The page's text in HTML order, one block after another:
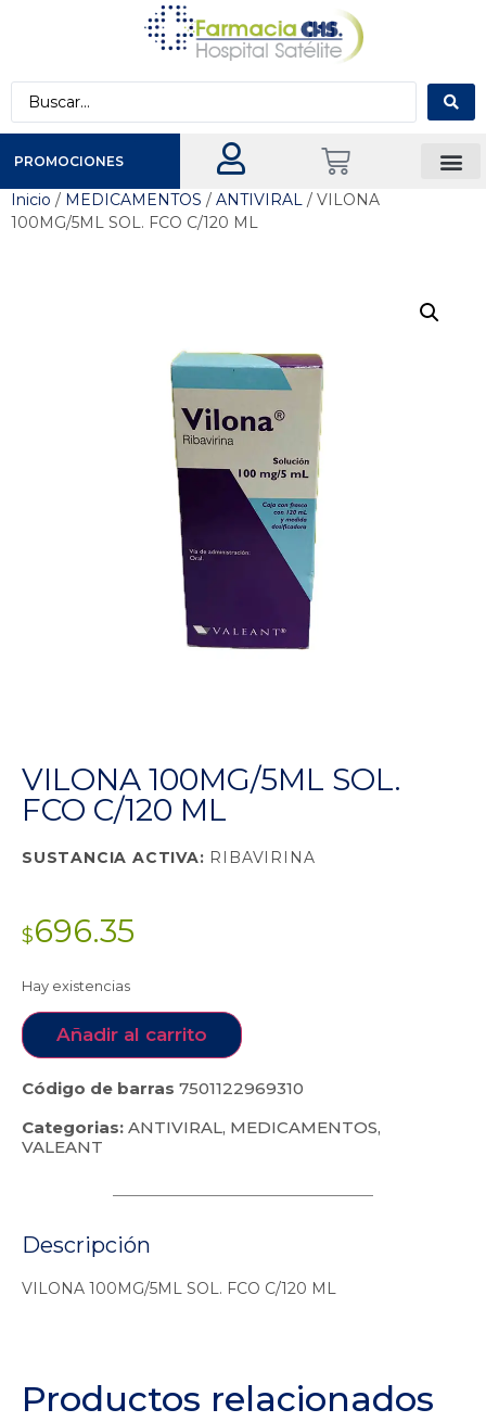
PROMOCIONES
Inicio / MEDICAMENTOS / ANTIVIRAL / VILONA
100MG/5ML SOL. FCO C/120 ML
VILONA 100MG/5ML SOL.
FCO C/120 ML
SUSTANCIA ACTIVA: RIBAVIRINA
$696.35
Hay existencias
Añadir al carrito
Código de barras 7501122969310
Categorias: ANTIVIRAL, MEDICAMENTOS,
VALEANT
Descripción
VILONA 100MG/5ML SOL. FCO C/120 ML
Productos relacionados